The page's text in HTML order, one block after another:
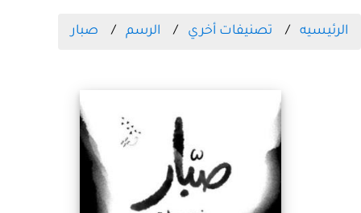
الرئيسيه تصنيفات أخري الرسم صبار